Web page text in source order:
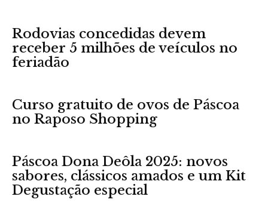
Rodovias concedidas devem
receber 5 milhões de veículos no
feriadão
Curso gratuito de ovos de Páscoa
no Raposo Shopping
Páscoa Dona Deôla 2025: novos
sabores, clássicos amados e um Kit
Degustação especial